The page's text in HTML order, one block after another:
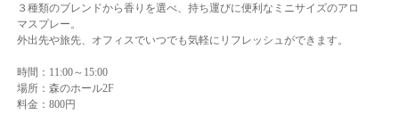
３種類のブレンドから香りを選べ、持ち運びに便利なミニサイズのアロ
マスプレー。
外出先や旅先、オフィスでいつでも気軽にリフレッシュができます。
時間：11:00～15:00
場所：森のホール2F
料金：800円